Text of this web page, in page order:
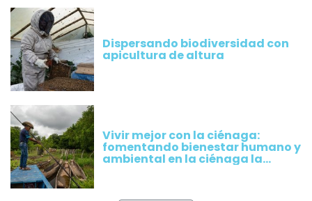
Dispersando biodiversidad con
apicultura de altura
Vivir mejor con la ciénaga:
fomentando bienestar humano y
ambiental en la ciénaga la